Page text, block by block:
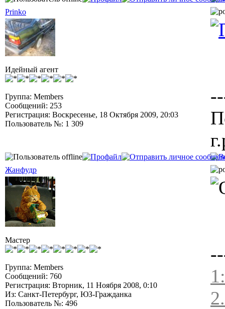
Prinko
Идейный агент
Группа: Members
Сообщений: 253
Регистрация: Воскресенье, 18 Октября 2009, 20:03
Пользователь №: 1 309
Жанфудр
Мастер
Группа: Members
Сообщений: 760
Регистрация: Вторник, 11 Ноября 2008, 0:10
Из: Санкт-Петербург, ЮЗ-Гражданка
Пользователь №: 496